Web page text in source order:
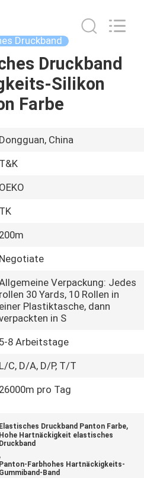
Druckband
Druckband
Silikon
Farbe
Dongguan, China
T&K
OEKO
TK
200m
Negotiate
Verpackung: Jedes
rollen 30 Yards, 10 Rollen in
einer Plastiktasche, dann
in S
5-8 Arbeitstage
L/C, D/A, D/P, T/T
26000m pro Tag
Elastisches Druckband Panton Farbe,
Hohe Hartnäckigkeit elastisches
Druckband
,
Panton-Farbhohes Hartnäckigkeits-
Gummiband-Band